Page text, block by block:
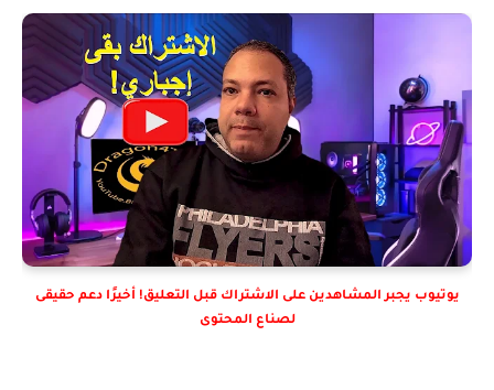
يوتيوب يجبر المشاهدين على الاشتراك قبل التعليق! أخيرًا دعم حقيقى
لصناع المحتوى